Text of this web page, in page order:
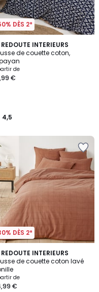
DÈS 2*
INTERIEURS
de couette coton,
de
€
4,5
DÈS 2*
INTERIEURS
de couette coton lavé
de
€